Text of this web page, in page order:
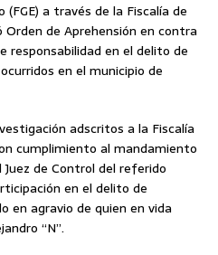
(FGE) a través de la Fiscalía de
de Aprehensión en contra
responsabilidad en el delito de
en el municipio de
adscritos a la Fiscalía
cumplimiento al mandamiento
de Control del referido
en el delito de
en agravio de quien en vida
“N”.